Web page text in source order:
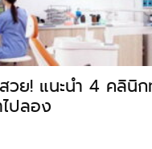
ย! แนะนำ 4 คลินิก
ไปลอง